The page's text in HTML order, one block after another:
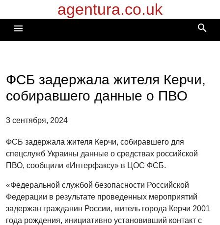
к
содержимому
agentura.co.uk
menu search
ФСБ задержала жителя Керчи,
собиравшего данные о ПВО
3 сентября, 2024
ФСБ задержала жителя Керчи, собиравшего для
спецслужб Украины данные о средствах российской
ПВО, сообщили «Интерфаксу» в ЦОС ФСБ.
«Федеральной службой безопасности Российской
Федерации в результате проведенных мероприятий
задержан гражданин России, житель города Керчи 2001
года рождения, инициативно установивший контакт с